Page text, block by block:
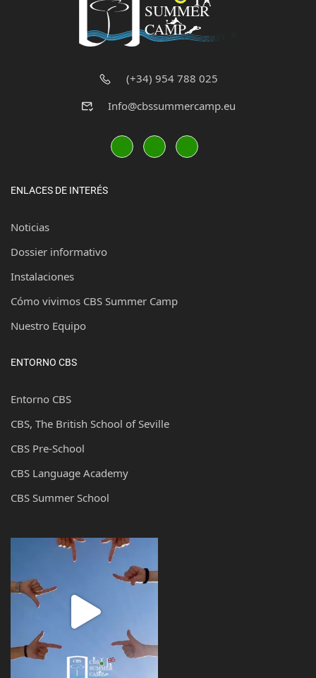
(+34) 954 788 025
Info@cbssummercamp.eu
ENLACES DE INTERÉS
Noticias
Dossier informativo
Instalaciones
Cómo vivimos CBS Summer Camp
Nuestro Equipo
ENTORNO CBS
Entorno CBS
CBS, The British School of Seville
CBS Pre-School
CBS Language Academy
CBS Summer School